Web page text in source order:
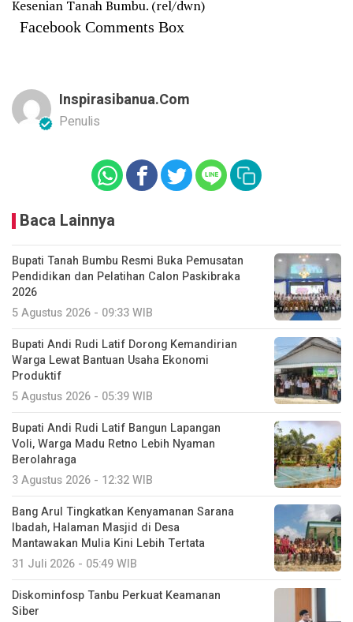
Kesenian Tanah Bumbu. (rel/dwn)
Facebook Comments Box
Inspirasibanua.com
Penulis
Baca Lainnya
Bupati Tanah Bumbu Resmi Buka Pemusatan
Pendidikan dan Pelatihan Calon Paskibraka
2026
5 Agustus 2026 - 09:33 WIB
Bupati Andi Rudi Latif Dorong Kemandirian
Warga Lewat Bantuan Usaha Ekonomi
Produktif
5 Agustus 2026 - 05:39 WIB
Bupati Andi Rudi Latif Bangun Lapangan
Voli, Warga Madu Retno Lebih Nyaman
Berolahraga
3 Agustus 2026 - 12:32 WIB
Bang Arul Tingkatkan Kenyamanan Sarana
Ibadah, Halaman Masjid di Desa
Mantawakan Mulia Kini Lebih Tertata
31 Juli 2026 - 05:49 WIB
Diskominfosp Tanbu Perkuat Keamanan
Siber